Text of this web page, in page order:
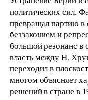
политических сил.
превращал партию в
беззаконием и
большой резонанс в
власть между Н.
переходил в
многом объясняет
решений в стране в